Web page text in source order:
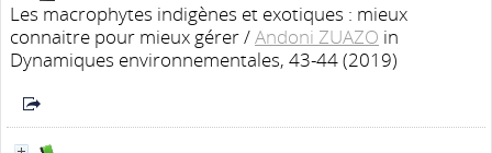
Les macrophytes indigènes et exotiques : mieux
connaitre pour mieux gérer/Andoni ZUAZO in
Dynamiques environnementales, 43-44 (2019)